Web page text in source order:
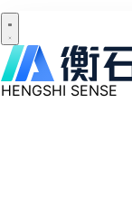
HENGSHI SENSE